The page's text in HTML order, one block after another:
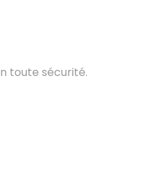
toute sécurité.